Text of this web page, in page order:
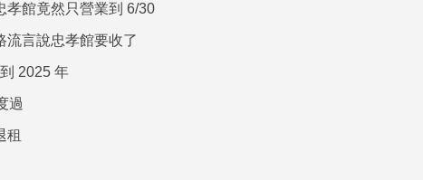
孝館竟然只營業到 6/30
流言說忠孝館要收了
2025 年
過
租